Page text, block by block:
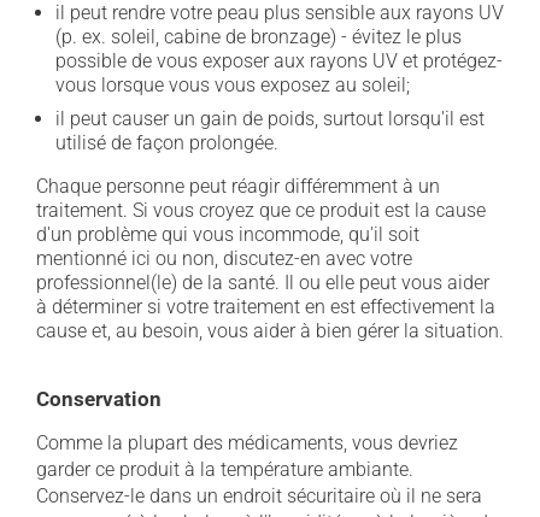
il peut rendre votre peau plus sensible aux rayons UV
(p. ex. soleil, cabine de bronzage) - évitez le plus
possible de vous exposer aux rayons UV et protégez-
vous lorsque vous vous exposez au soleil;
il peut causer un gain de poids, surtout lorsqu'il est
utilisé de façon prolongée.
Chaque personne peut réagir différemment à un
traitement. Si vous croyez que ce produit est la cause
d'un problème qui vous incommode, qu'il soit
mentionné ici ou non, discutez-en avec votre
professionnel(le) de la santé. Il ou elle peut vous aider
à déterminer si votre traitement en est effectivement la
cause et, au besoin, vous aider à bien gérer la situation.
Conservation
Comme la plupart des médicaments, vous devriez
garder ce produit à la température ambiante.
Conservez-le dans un endroit sécuritaire où il ne sera